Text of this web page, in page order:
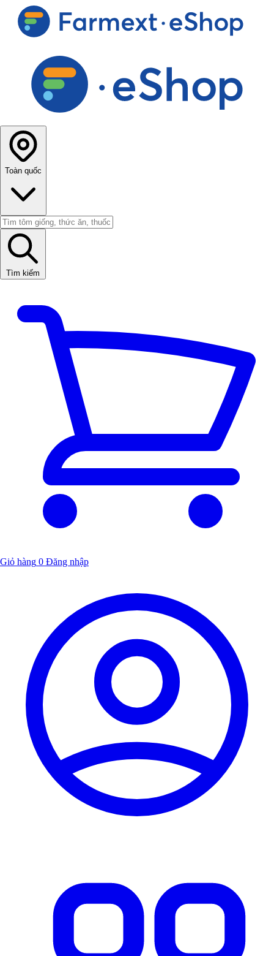
Toàn quốc
Tìm kiếm
Giỏ hàng 0 Đăng nhập